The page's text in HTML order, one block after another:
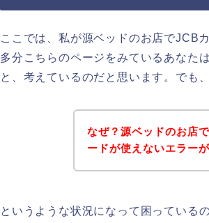
ここでは、私が源ベッドのお店でJCB
多分こちらのページをみているあなた
と、考えているのだと思います。でも、
なぜ？源ベッドのお店
ードが使えないエラー
というような状況になって困っている